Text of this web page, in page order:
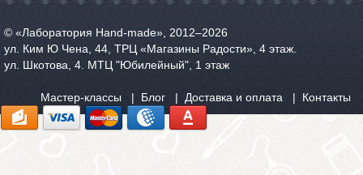
© «Лаборатория Hand-made», 2012‒2026
ул. Ким Ю Чена, 44, ТРЦ «Магазины Радости», 4 этаж.
ул. Шкотова, 4. МТЦ "Юбилейный", 1 этаж
Мастер-классы Блог Доставка и оплата Контакты